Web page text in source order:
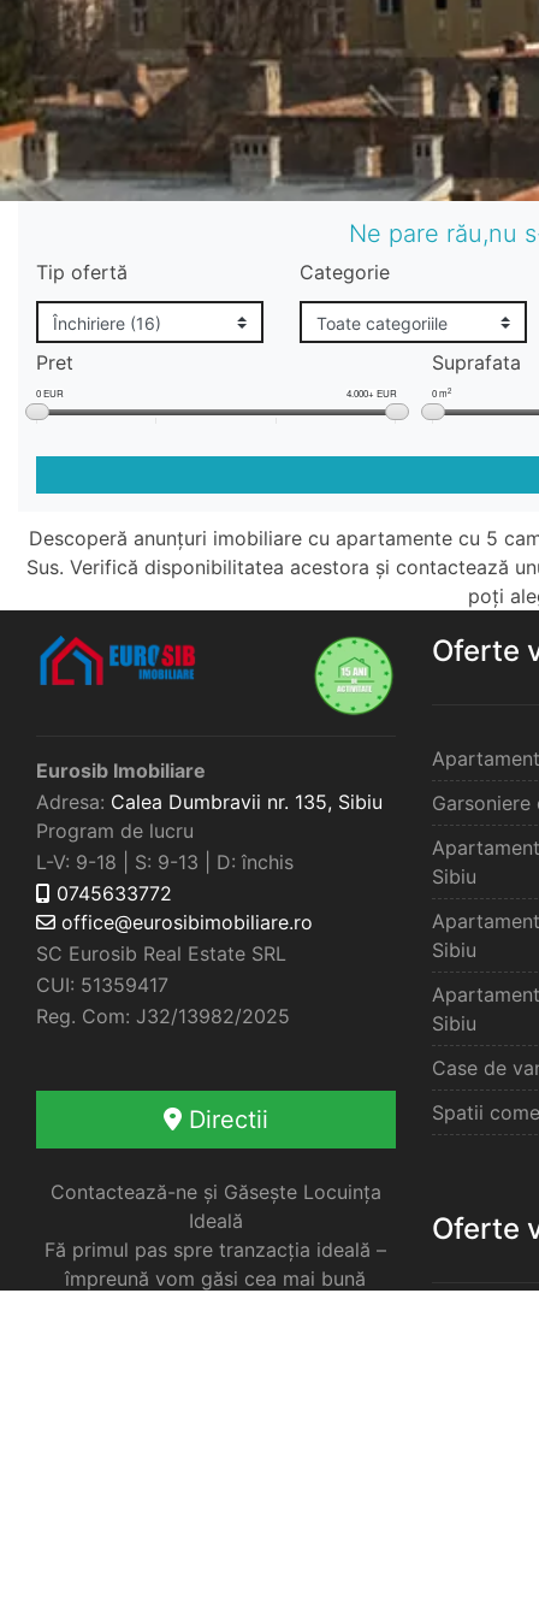
Ne pare rău,nu
Tip ofertă Categorie
Pret
0 EUR 4.000+ EUR
Suprafata
0 m2
Descoperă anunțuri imobiliare cu apartamente cu 5
Sus. Verifică disponibilitatea acestora și contactează
poți
Eurosib Imobiliare
Adresa: Calea Dumbravii nr. 135, Sibiu
Program de lucru
L-V: 9-18 | S: 9-13 | D: închis
0745633772
office@eurosibimobiliare.ro
SC Eurosib Real Estate SRL
CUI: 51359417
Reg. Com: J32/13982/2025
Directii
Contactează-ne și Găsește Locuința
Ideală
Fă primul pas spre tranzacția ideală –
împreună vom găsi cea mai bună
Oferte
Garsoniere
Sibiu
Sibiu
Sibiu
Case de
Spatii
Oferte